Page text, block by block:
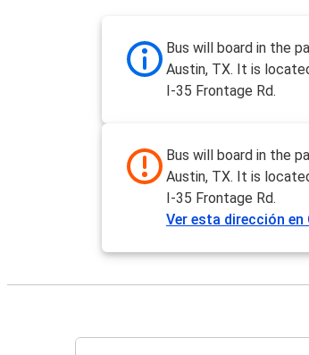
Bus will board in the
Austin, TX. It is
I-35 Frontage Rd.
Bus will board in the
Austin, TX. It is
I-35 Frontage Rd.
Ver esta dirección en